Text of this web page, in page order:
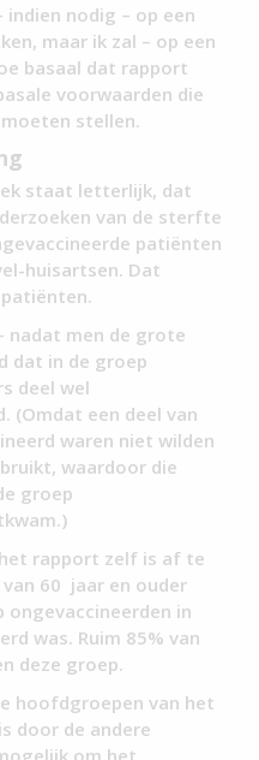
nodig – op een
maar ik zal – op een
basaal dat rapport
voorwaarden die
stellen.
staat letterlijk, dat
van de sterfte
patiënten
huisartsen. Dat
nadat men de grote
dat in de groep
deel wel
(Omdat een deel van
waren niet wilden
waardoor die
groep
rapport zelf is af te
60 jaar en ouder
ongevaccineerden in
was. Ruim 85% van
deze groep.
hoofdgroepen van het
door de andere
om het